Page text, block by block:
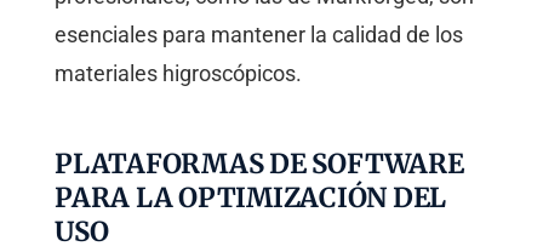
esenciales para mantener la calidad de los
materiales higroscópicos.
PLATAFORMAS DE SOFTWARE
PARA LA OPTIMIZACIÓN DEL
USO